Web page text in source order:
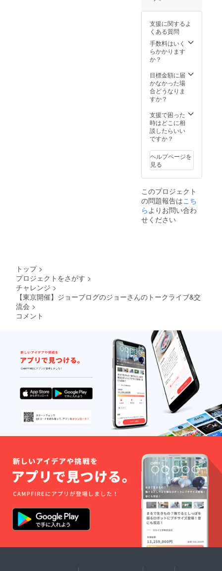
カー ・
ト終了
後の飲
み会参
加権利
(5000円
ジョー
も参加
しま
す。人
りがあ
りま
す。 ※
飲み会
VIP支援
金額に
含まれ
ていま
支援に関するよ
くある質問
手数料はいく
らかかります
か？
目標金額に届
かなかった場
合どうなりま
すか？
支援で困った
時はどこに相
談したらいい
ですか？
ヘルプページを
見る
このプロジェクト
の問題報告はこち
らよりお問い合わ
せください
トップ >
プロジェクトをさがす >
チャレンジ >
【東京開催】ジョーブログのジョーさんのトークライブ&交
流会 >
コメント